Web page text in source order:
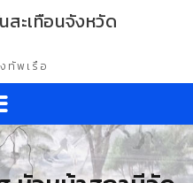
สะเทือนจังหวัด
ทัพเรือ